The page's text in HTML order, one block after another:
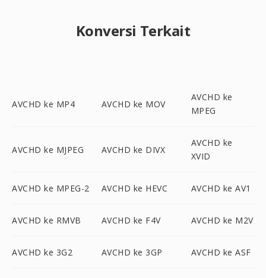
Konversi Terkait
AVCHD ke MP4 AVCHD ke MOV
AVCHD ke
MPEG
AVCHD ke MJPEG AVCHD ke DIVX
AVCHD ke
XVID
AVCHD ke MPEG-2 AVCHD ke HEVC AVCHD ke AV1
AVCHD ke RMVB AVCHD ke F4V AVCHD ke M2V
AVCHD ke 3G2 AVCHD ke 3GP AVCHD ke ASF